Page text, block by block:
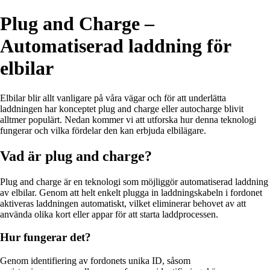
Plug and Charge –
Automatiserad laddning för
elbilar
Elbilar blir allt vanligare på våra vägar och för att underlätta
laddningen har konceptet plug and charge eller autocharge blivit
alltmer populärt. Nedan kommer vi att utforska hur denna teknologi
fungerar och vilka fördelar den kan erbjuda elbilägare.
Vad är plug and charge?
Plug and charge är en teknologi som möjliggör automatiserad laddning
av elbilar. Genom att helt enkelt plugga in laddningskabeln i fordonet
aktiveras laddningen automatiskt, vilket eliminerar behovet av att
använda olika kort eller appar för att starta laddprocessen.
Hur fungerar det?
Genom identifiering av fordonets unika ID, såsom